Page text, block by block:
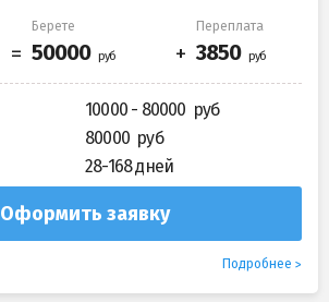
Берете Переплата
10000 - 80000
80000
28-168 дней
Оформить заявку
Подробнее